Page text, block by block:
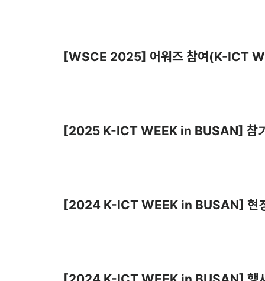
[WSCE 2025] 어워즈 참여(K-ICT
[2025 K-ICT WEEK in BUSAN] 참
[2024 K-ICT WEEK in BUSAN] 현